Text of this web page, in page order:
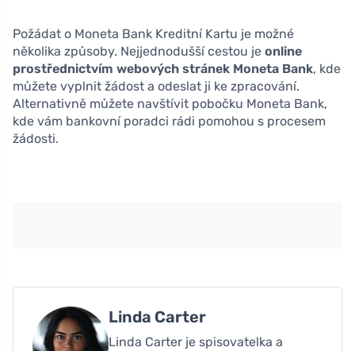
Požádat o Moneta Bank Kreditní Kartu je možné
několika způsoby. Nejjednodušší cestou je online
prostřednictvím webových stránek Moneta Bank, kde
můžete vyplnit žádost a odeslat ji ke zpracování.
Alternativně můžete navštívit pobočku Moneta Bank,
kde vám bankovní poradci rádi pomohou s procesem
žádosti.
Linda Carter
Linda Carter je spisovatelka a